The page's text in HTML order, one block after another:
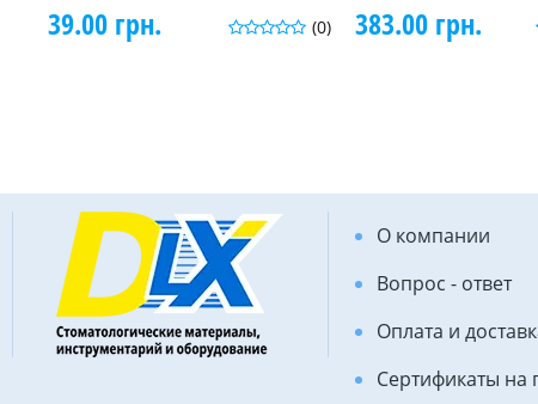
(0)
39.00 грн. 383.00 грн.
О компании
Вопрос - ответ
Оплата и
Сертификаты на